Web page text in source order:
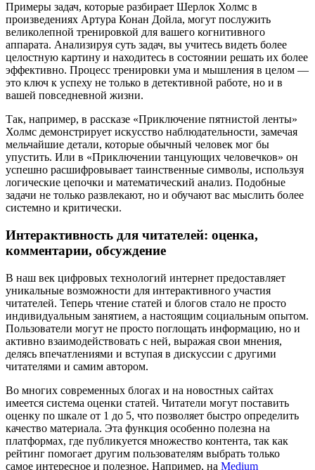
Примеры задач, которые разбирает Шерлок Холмс в
произведениях Артура Конан Дойла, могут послужить
великолепной тренировкой для вашего когнитивного
аппарата. Анализируя суть задач, вы учитесь видеть более
целостную картину и находитесь в состоянии решать их более
эффективно. Процесс тренировки ума и мышления в целом —
это ключ к успеху не только в детективной работе, но и в
вашей повседневной жизни.
Так, например, в рассказе «Приключение пятнистой ленты»
Холмс демонстрирует искусство наблюдательности, замечая
мельчайшие детали, которые обычный человек мог бы
упустить. Или в «Приключении танцующих человечков» он
успешно расшифровывает таинственные символы, используя
логические цепочки и математический анализ. Подобные
задачи не только развлекают, но и обучают вас мыслить более
системно и критически.
Интерактивность для читателей: оценка,
комментарии, обсуждение
В наш век цифровых технологий интернет предоставляет
уникальные возможности для интерактивного участия
читателей. Теперь чтение статей и блогов стало не просто
индивидуальным занятием, а настоящим социальным опытом.
Пользователи могут не просто поглощать информацию, но и
активно взаимодействовать с ней, выражая свои мнения,
делясь впечатлениями и вступая в дискуссии с другими
читателями и самим автором.
Во многих современных блогах и на новостных сайтах
имеется система оценки статей. Читатели могут поставить
оценку по шкале от 1 до 5, что позволяет быстро определить
качество материала. Эта функция особенно полезна на
платформах, где публикуется множество контента, так как
рейтинг помогает другим пользователям выбрать только
самое интересное и полезное. Например, на Medium